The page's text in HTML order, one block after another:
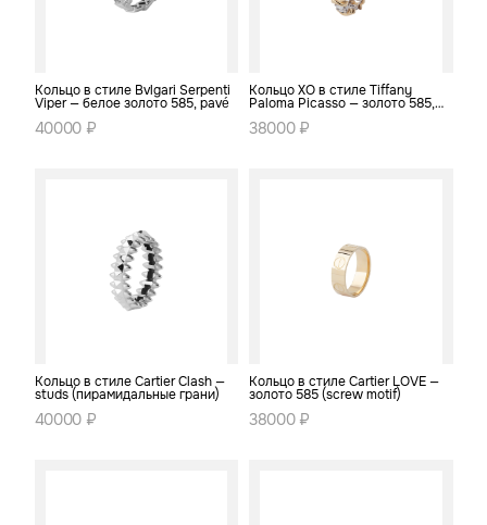
Кольцо в стиле Bvlgari Serpenti
Viper — белое золото 585, pavé
40000 ₽
Кольцо XO в стиле Tiffany
Paloma Picasso — золото 585,
38000 ₽
Кольцо в стиле Cartier Clash —
studs (пирамидальные грани)
40000 ₽
Кольцо в стиле Cartier LOVE —
золото 585 (screw motif)
38000 ₽